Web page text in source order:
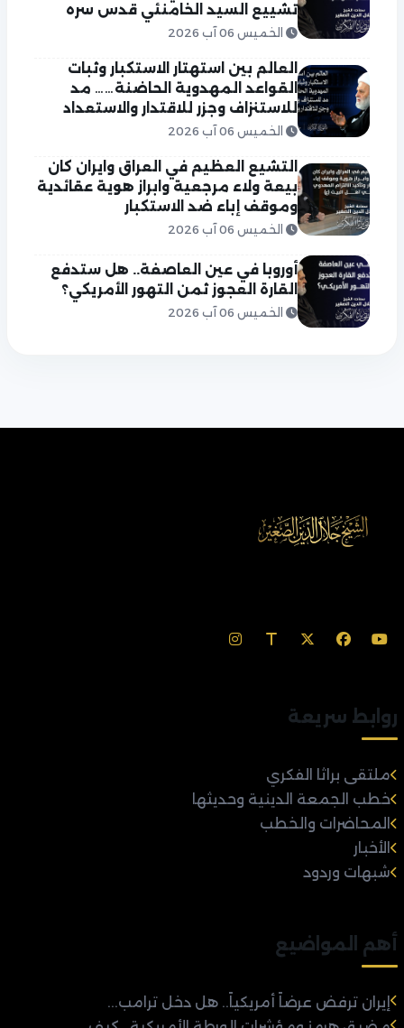
تشييع السيد الخامنئي قدس سره
الخميس 06 آب 2026
العالم بين استهتار الاستكبار وثبات
القواعد المهدوية الحاضنة…… مد
للاستنزاف وجزر للاقتدار والاستعداد
الخميس 06 آب 2026
التشيع العظيم في العراق وايران كان
بيعة ولاء مرجعية وابراز هوية عقائدية
وموقف إباء ضد الاستكبار
الخميس 06 آب 2026
أوروبا في عين العاصفة.. هل ستدفع
القارة العجوز ثمن التهور الأمريكي؟
الخميس 06 آب 2026
روابط سريعة
ملتقى براثا الفكري
خطب الجمعة الدينية وحديثها
المحاضرات والخطب
الأخبار
شبهات وردود
أهم المواضيع
إيران ترفض عرضاً أمريكياً.. هل دخل ترامب...